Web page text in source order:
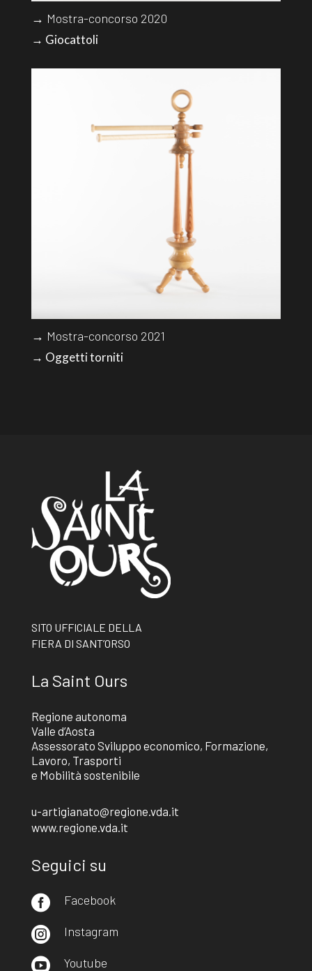
→ Mostra-concorso 2020
→ Giocattoli
→ Mostra-concorso 2021
→ Oggetti torniti
SITO UFFICIALE DELLA
FIERA DI SANT’ORSO
La Saint Ours
Regione autonoma
Valle d’Aosta
Assessorato Sviluppo economico, Formazione,
Lavoro, Trasporti
e Mobilità sostenibile
u-artigianato@regione.vda.it
www.regione.vda.it
Seguici su
 Facebook
 Instagram
 Youtube